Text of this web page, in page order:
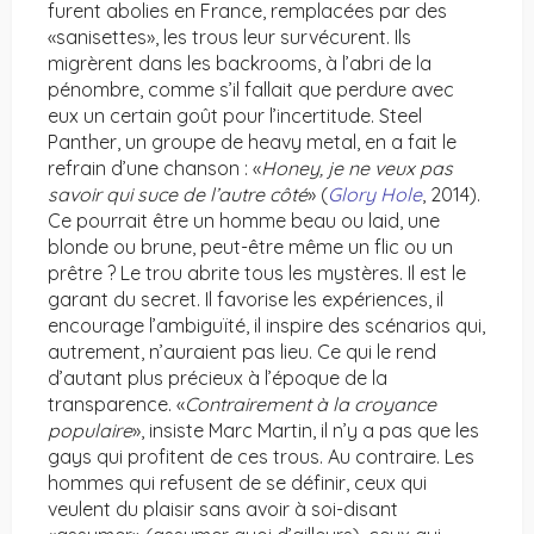
furent abolies en France, remplacées par des
«sanisettes», les trous leur survécurent. Ils
migrèrent dans les backrooms, à l’abri de la
pénombre, comme s’il fallait que perdure avec
eux un certain goût pour l’incertitude. Steel
Panther, un groupe de heavy metal, en a fait le
refrain d’une chanson : «Honey, je ne veux pas
savoir qui suce de l’autre côté» (Glory Hole, 2014).
Ce pourrait être un homme beau ou laid, une
blonde ou brune, peut-être même un flic ou un
prêtre ? Le trou abrite tous les mystères. Il est le
garant du secret. Il favorise les expériences, il
encourage l’ambiguïté, il inspire des scénarios qui,
autrement, n’auraient pas lieu. Ce qui le rend
d’autant plus précieux à l’époque de la
transparence. «Contrairement à la croyance
populaire», insiste Marc Martin, il n’y a pas que les
gays qui profitent de ces trous. Au contraire. Les
hommes qui refusent de se définir, ceux qui
veulent du plaisir sans avoir à soi-disant